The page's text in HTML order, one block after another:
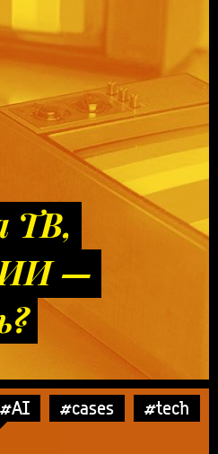
ТВ,
ИИ —
#AI #cases #tech